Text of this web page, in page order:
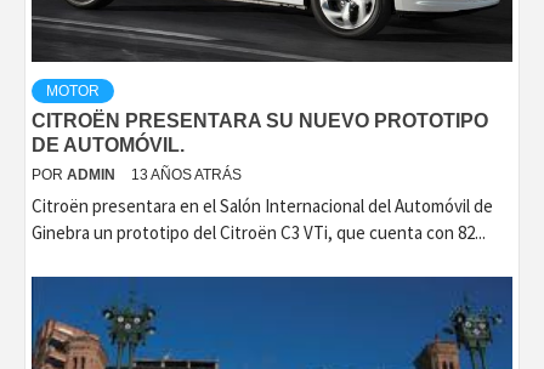
MOTOR
CITROËN PRESENTARA SU NUEVO PROTOTIPO
DE AUTOMÓVIL.
POR ADMIN 13 AÑOS ATRÁS
Citroën presentara en el Salón Internacional del Automóvil de
Ginebra un prototipo del Citroën C3 VTi, que cuenta con 82...